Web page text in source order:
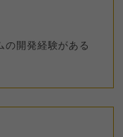
の開発経験がある